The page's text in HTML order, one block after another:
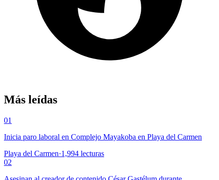
Más leídas
01
Inicia paro laboral en Complejo Mayakoba en Playa del Carmen
Playa del Carmen·1,994 lecturas
02